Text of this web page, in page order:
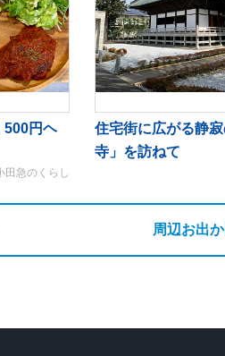
500円ヘ
田急のくらし
住宅街に広がる静
寺」を訪ねて
周辺お出